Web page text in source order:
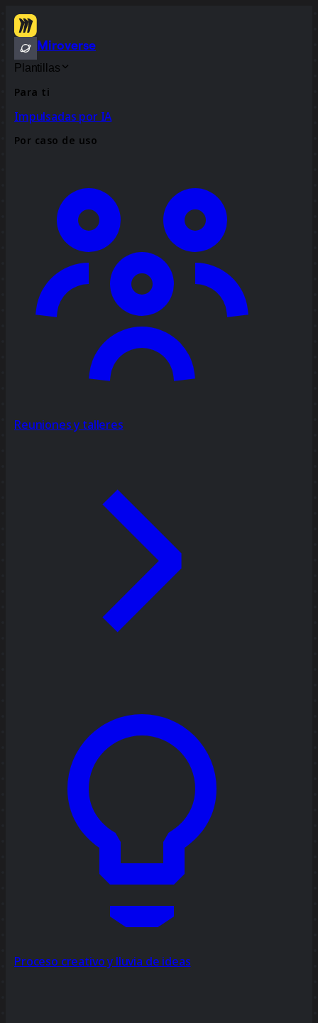
Miroverse
Plantillas
Para ti
Impulsadas por IA
Por caso de uso
Reuniones y talleres
Proceso creativo y lluvia de ideas